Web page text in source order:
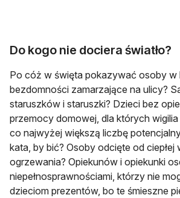
Do kogo nie dociera światło?
Po cóż w święta pokazywać osoby w
bezdomności zamarzające na ulicy?
staruszków i staruszki? Dzieci bez
przemocy domowej, dla których
co najwyżej większą liczbę
kata, by bić? Osoby odcięte od ciepłej
ogrzewania? Opiekunów i opiekunki
niepełnosprawnościami, którzy nie
dzieciom prezentów, bo te śmieszne